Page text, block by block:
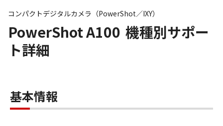
PowerShot A100 機種別サポー
ト詳細
コンパクトデジタルカメラ（PowerShot／IXY）
基本情報